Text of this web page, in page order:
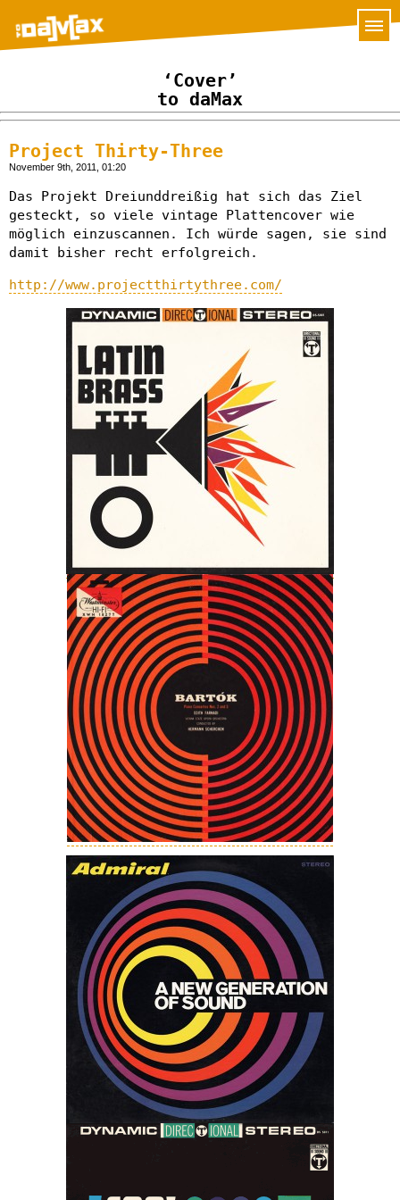
‘Cover’
to daMax
Project Thirty-Three
November 9th, 2011, 01:20
Das Projekt Dreiunddreißig hat sich das Ziel
gesteckt, so viele vintage Plattencover wie
möglich einzuscannen. Ich würde sagen, sie sind
damit bisher recht erfolgreich.
http://www.projectthirtythree.com/